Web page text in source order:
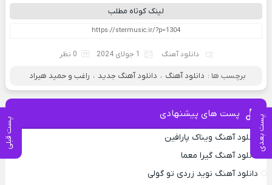
پست بعدی پست قبلی
لینک کوتاه مطلب
دانلود آهنگ 1 جولای 2024 0 نظر
برچسب ها : دانلود آهنگ ، دانلود آهنگ جدید ، راغب و حمید هیراد
پست های پیشنهادی
دانلود آهنگ ویناک پارافین
دانلود آهنگ گیرا معما
دانلود آهنگ نوید زردی تو گولی